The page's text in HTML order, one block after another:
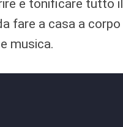
e tonificare tutto il
fare a casa a corpo
musica.